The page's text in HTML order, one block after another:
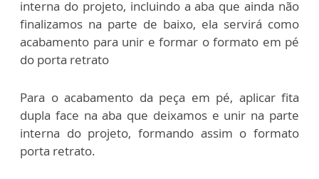
interna do projeto, incluindo a aba que ainda não
finalizamos na parte de baixo, ela servirá como
acabamento para unir e formar o formato em pé
do porta retrato
Para o acabamento da peça em pé, aplicar fita
dupla face na aba que deixamos e unir na parte
interna do projeto, formando assim o formato
porta retrato.